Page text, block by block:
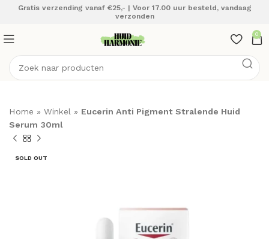
Gratis verzending vanaf €25,- | Voor 17.00 uur besteld, vandaag
verzonden
0
Home » Winkel » Eucerin Anti Pigment Stralende Huid
Serum 30ml
SOLD OUT